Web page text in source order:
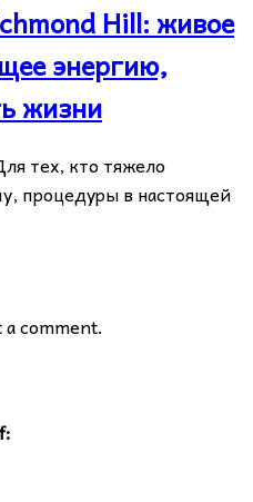
Hill: живое
энергию,
жизни
тех, кто тяжело
процедуры в настоящей
a comment.